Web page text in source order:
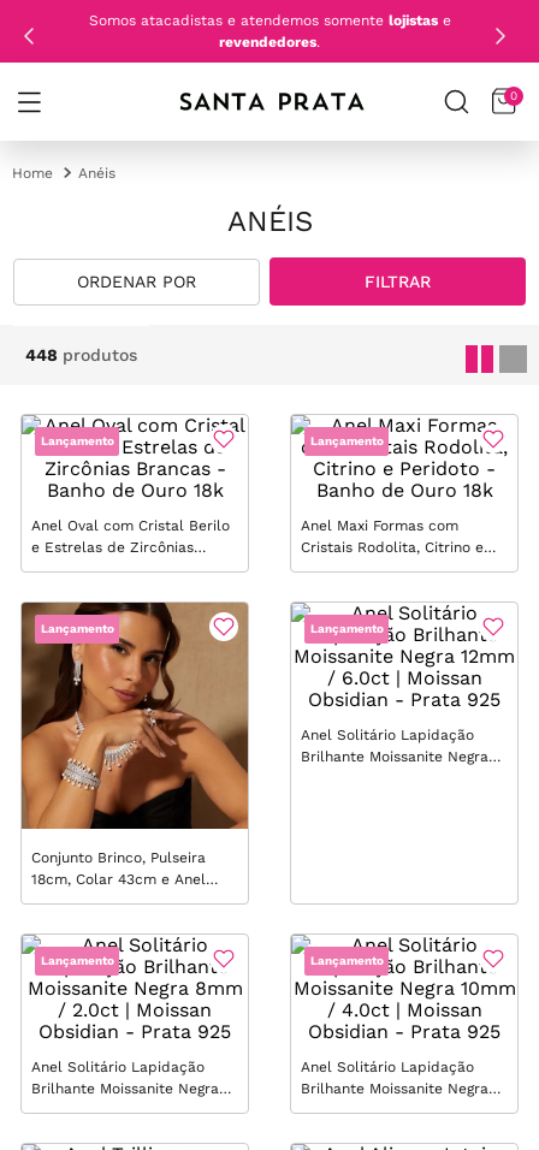
Somos atacadistas e atendemos somente lojistase
revendedores.
0
Anéis
ANÉIS
FILTRAR
448 produtos
Lançamento
Anel Oval com Cristal Berilo
e Estrelas de Zircônias
Brancas - Banho de Ouro 18k
Lançamento
Anel Maxi Formas com
Cristais Rodolita, Citrino e
Peridoto - Banho de Ouro
Lançamento
Conjunto Brinco, Pulseira
18cm, Colar 43cm e Anel
Maxi Filetes com Pérolas e
de Ródio Branco
Lançamento
Anel Solitário Lapidação
Brilhante Moissanite Negra
Lançamento
Anel Solitário Lapidação
Brilhante Moissanite Negra
8mm / 2.0ct | Moissan
Lançamento
Anel Solitário Lapidação
Brilhante Moissanite Negra
10mm / 4.0ct | Moissan